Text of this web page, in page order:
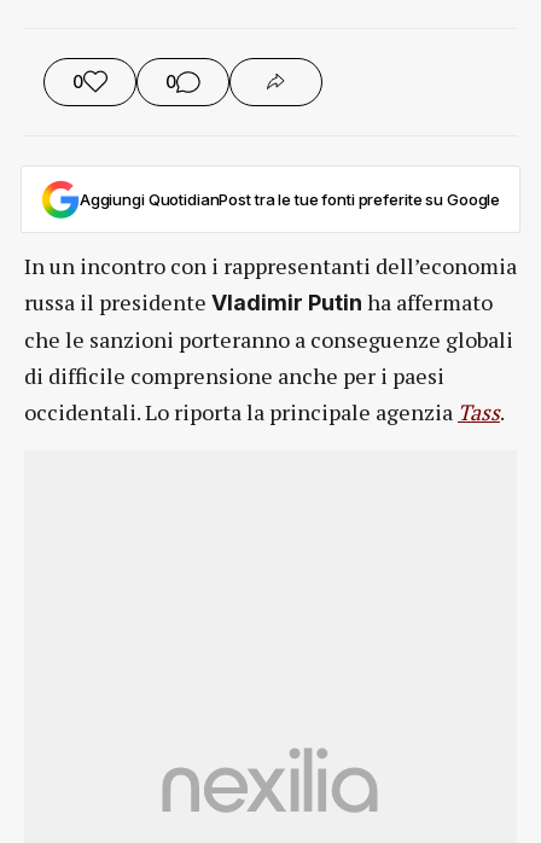
0 0
Aggiungi QuotidianPost tra le tue fonti preferite su Google
In un incontro con i rappresentanti dell’economia
russa il presidente Vladimir Putin ha affermato
che le sanzioni porteranno a conseguenze globali
di difficile comprensione anche per i paesi
occidentali. Lo riporta la principale agenzia Tass.